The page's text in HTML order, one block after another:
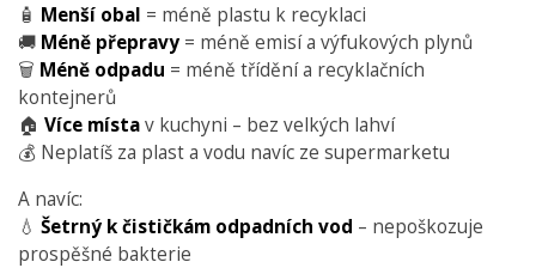
🧴 Menší obal = méně plastu k recyklaci
🚚 Méně přepravy = méně emisí a výfukových plynů
🗑️ Méně odpadu = méně třídění a recyklačních
kontejnerů
🏠 Více místav kuchyni – bez velkých lahví
💰 Neplatíš za plast a vodu navíc ze supermarketu
A navíc:
💧 Šetrný k čističkám odpadních vod – nepoškozuje
prospěšné bakterie